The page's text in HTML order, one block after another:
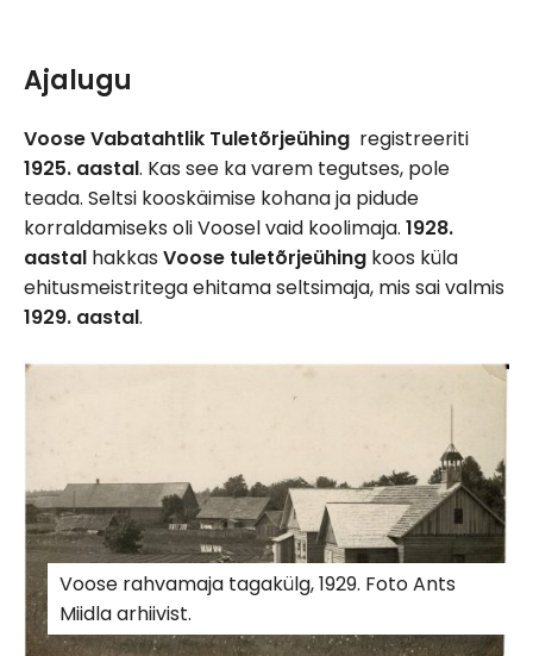
Ajalugu
Voose Vabatahtlik Tuletõrjeühing registreeriti
1925. aastal. Kas see ka varem tegutses, pole
teada. Seltsi kooskäimise kohana ja pidude
korraldamiseks oli Voosel vaid koolimaja. 1928.
aastal hakkas Voose tuletõrjeühing koos küla
ehitusmeistritega ehitama seltsimaja, mis sai valmis
1929. aastal.
Voose rahvamaja tagakülg, 1929. Foto Ants
Miidla arhiivist.